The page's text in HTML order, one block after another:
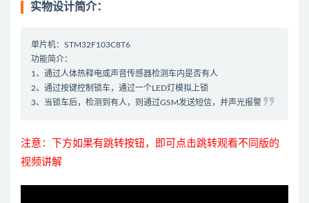
实物设计简介：
单片机：STM32F103C8T6
功能简介：
1、通过人体热释电或声音传感器检测车内是否有人
2、通过按键控制锁车，通过一个LED灯模拟上锁
3、当锁车后，检测到有人，则通过GSM发送短信，并声光报警
注意：下方如果有跳转按钮，即可点击跳转观看不同版的
视频讲解